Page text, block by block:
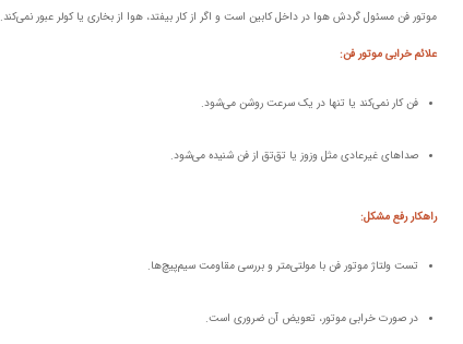
موتور فن مسئول گردش هوا در داخل کابین است و اگر از کار بیفتد، هوا از بخاری یا کولر عبور نمی‌کند.
علائم خرابی موتور فن:
فن کار نمی‌کند یا تنها در یک سرعت روشن می‌شود.
صداهای غیرعادی مثل وزوز یا تق‌تق از فن شنیده می‌شود.
راهکار رفع مشکل:
تست ولتاژ موتور فن با مولتی‌متر و بررسی مقاومت سیم‌پیچ‌ها.
در صورت خرابی موتور، تعویض آن ضروری است.